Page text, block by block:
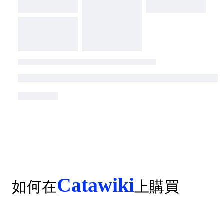
如何在Catawiki 上購買